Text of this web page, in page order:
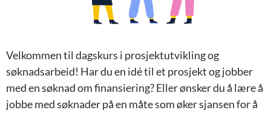
Velkommen til dagskurs i prosjektutvikling og
søknadsarbeid! Har du en idé til et prosjekt og jobber
med en søknad om finansiering? Eller ønsker du å lære å
jobbe med søknader på en måte som øker sjansen for å